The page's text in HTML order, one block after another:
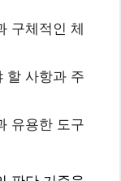
구체적인 체
할 사항과 주
유용한 도구